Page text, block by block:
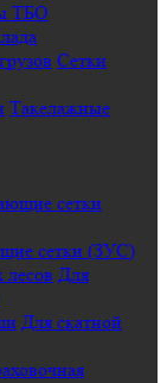
ТБО
Сетки
Такелажные
сетки (ЗУС)
Для
Для скатной